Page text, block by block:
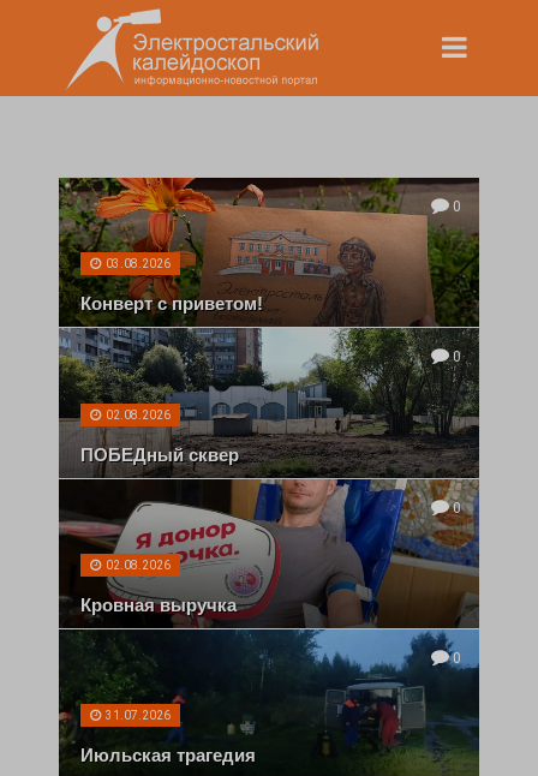
0
03.08.2026
Конверт с приветом!
0
02.08.2026
ПОБЕДный сквер
0
02.08.2026
Кровная выручка
0
31.07.2026
Июльская трагедия